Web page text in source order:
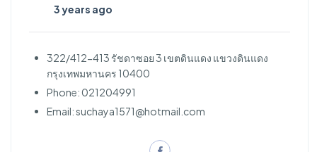
3 years ago
322/412-413 รัชดาซอย 3 เขตดินแดง แขวงดินแดง
กรุงเทพมหานคร 10400
Phone: 021204991
Email:suchaya1571@hotmail.com